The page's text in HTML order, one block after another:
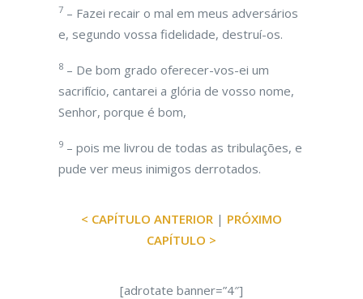
7 – Fazei recair o mal em meus adversários
e, segundo vossa fidelidade, destruí-os.
8 – De bom grado oferecer-vos-ei um
sacrifício, cantarei a glória de vosso nome,
Senhor, porque é bom,
9 – pois me livrou de todas as tribulações, e
pude ver meus inimigos derrotados.
< CAPÍTULO ANTERIOR | PRÓXIMO
CAPÍTULO >
[adrotate banner=”4″]